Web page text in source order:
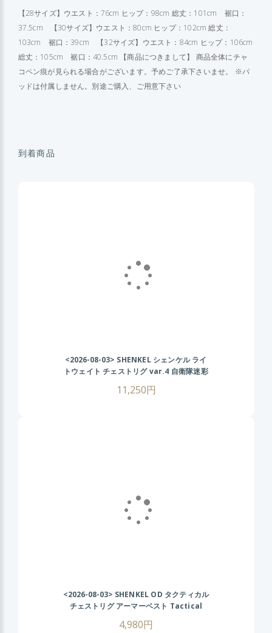
【28サイズ】ウエスト：76cm ヒップ：98cm 総丈：101cm 裾口：
37.5cm 【30サイズ】ウエスト：80cm ヒップ：102cm 総丈：
103cm 裾口：39cm 【32サイズ】ウエスト：84cm ヒップ：106cm
総丈：105cm 裾口：40.5cm 【商品につきまして】 商品全体にチャ
コペン痕が見られる場合がございます。予めご了承下さいませ。 ※パ
ッドは付属しません。別途ご購入、ご用意下さい
到着商品
<2026-08-03> SHENKEL シェンケル ライ
トウェイト チェストリグ var.4 自衛隊迷彩
11,250円
<2026-08-03> SHENKEL OD タクティカル
チェストリグ アーマーベスト Tactical
4,980円